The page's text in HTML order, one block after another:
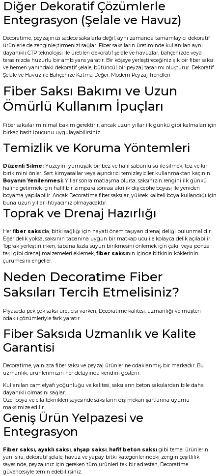
Diğer Dekoratif Çözümlerle
Entegrasyon (Şelale ve Havuz)
Decoratime, peyzajınızı sadece saksılarla değil, aynı zamanda tamamlayıcı dekoratif
ürünlerle de zenginleştirmenizi sağlar. Fiber saksıların üretiminde kullanılan aynı
dayanıklı CTP teknolojisi ile üretilen dekoratif şelale ve havuzlar, bahçenizde veya
terasınızda huzurlu bir ambiyans yaratır. Bir köşeye yerleştireceğiniz şık bir fiber saksı
ve hemen yanındaki dekoratif şelale, bütüncül bir peyzaj tasarımı oluşturur. Dekoratif
Şelale ve Havuz ile Bahçenize Katma Değer: Modern Peyzaj Trendleri
Fiber Saksı Bakımı ve Uzun
Ömürlü Kullanım İpuçları
Fiber saksılar minimal bakım gerektirir, ancak uzun yıllar ilk günkü gibi kalmaları için
birkaç basit ipucunu uygulayabilirsiniz.
Temizlik ve Koruma Yöntemleri
Düzenli Silme: Yüzeyini yumuşak bir bez ve hafif sabunlu su ile silmek, toz ve kir
birikimini önler. Sert kimyasallar veya aşındırıcı temizleyiciler kullanmaktan kaçının.
Boyanın Yenilenmesi: Yıllar sonra matlaşma olursa, saksınızın rengini ilk günkü
haline getirmek için hafif bir zımpara sonrası akrilik dış cephe boyası ile yeniden
boyama yapılabilir. Ancak Decoratime fiber saksılar, yüksek kaliteli boya kullandığı için
buna uzun yıllar ihtiyacınız olmayacaktır.
Toprak ve Drenaj Hazırlığı
Her fiber saksıda, bitki sağlığı için hayati önem taşıyan drenaj deliği bulunmalıdır.
Eğer delik yoksa, saksının tabanına uygun bir matkap ucu ile kolayca delik açılabilir.
Toprak yerleştirilirken, tabana fazla suyun birikmesini önlemek için çakıl veya ponza
taşı gibi drenaj malzemeleri eklemek, fiber saksının içinde bitkinin köklerinin
çürümesini engeller.
Neden Decoratime Fiber
Saksıları Tercih Etmelisiniz?
Piyasada pek çok saksı üreticisi varken, Decoratime kalitesi, uzmanlığı ve müşteri
odaklı çözümleriyle fark yaratır.
Fiber Saksıda Uzmanlık ve Kalite
Garantisi
Decoratime, yalnızca fiber saksı ve peyzaj ürünlerine odaklanmış bir markadır. Bu
uzmanlık, ürünlerimizin her detayında kendini gösterir:
Kullanılan cam elyafı yoğunluğu ve kalitesi, saksıların beton saksılardan bile daha
dayanıklı olmasını sağlar.
Özel boya ve cila teknikleri sayesinde saksıların dış mekan şartlarına uyumu
maksimize edilir.
Geniş Ürün Yelpazesi ve
Entegrasyon
Fiber saksı, ayaklı saksı, ahşap saksı, hafif beton saksı gibi temel ürünlerin
yanı sıra; dekoratif şelale, havuz ve yapay bitki kategorilerindeki zengin çeşitlilik
sayesinde, peyzajınız için gereken tüm ürünleri tek bir adresten, Decoratime
güvencesiyle temin edebilirsiniz.